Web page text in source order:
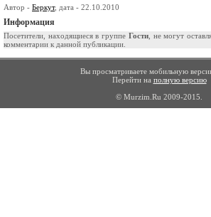
Автор - Беркут, дата - 22.10.2010
Информация
Посетители, находящиеся в группе Гости, не могут
комментарии к данной публикации.
Вы просматриваете мобильную
Перейти на полную версию
© Murzim.Ru 2009-2015.